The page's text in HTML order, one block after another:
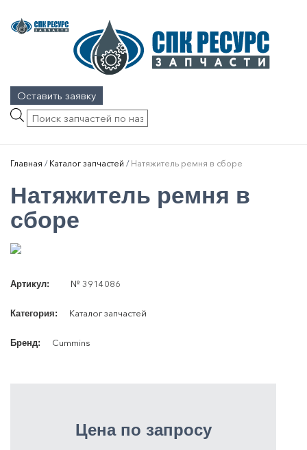
Оставить заявку
Поиск
товаров
Главная / Каталог запчастей / Натяжитель ремня в сборе
Натяжитель ремня в
сборе
Артикул: № 3914086
Категория: Каталог запчастей
Бренд: Cummins
Цена по запросу